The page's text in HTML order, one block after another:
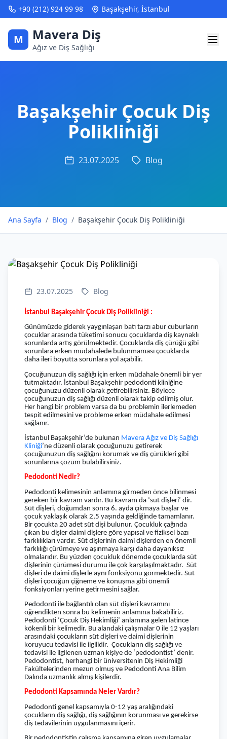
+90 (212) 924 99 98 Başakşehir, İstanbul
M Mavera Diş
Ağız ve Diş Sağlığı
Başakşehir Çocuk Diş
Polikliniği
23.07.2025 Blog
Ana Sayfa / Blog / Başakşehir Çocuk Diş Polikliniği
23.07.2025 Blog
İstanbul Başakşehir Çocuk Diş Polikliniği :
Günümüzde giderek yaygınlaşan batı tarzı abur cuburların
çocuklar arasında tüketimi sonucu çocuklarda diş kaynaklı
sorunlarda artış görülmektedir. Çocuklarda diş çürüğü gibi
sorunlara erken müdahalede bulunmaması çocuklarda
daha ileri boyutta sorunlara yol açabilir.
Çocuğunuzun diş sağlığı için erken müdahale önemli bir yer
tutmaktadır. İstanbul Başakşehir pedodonti kliniğine
çocuğunuzu düzenli olarak getirebilirsiniz. Böylece
çocuğunuzun diş sağlığı düzenli olarak takip edilmiş olur.
Her hangi bir problem varsa da bu problemin ilerlemeden
tespit edilmesini ve probleme erken müdahale edilmesi
sağlanır.
İstanbul Başakşehir’de bulunan Mavera Ağız ve Diş Sağlığı
Kliniği’ne düzenli olarak çocuğunuzu getirerek
çocuğunuzun diş sağlığını korumak ve diş çürükleri gibi
sorunlarına çözüm bulabilirsiniz.
Pedodonti Nedir?
Pedodonti kelimesinin anlamına girmeden önce bilinmesi
gereken bir kavram vardır. Bu kavram da ‘süt dişleri’ dir.
Süt dişleri, doğumdan sonra 6. ayda çıkmaya başlar ve
çocuk yaklaşık olarak 2,5 yaşında geldiğinde tamamlanır.
Bir çocukta 20 adet süt dişi bulunur. Çocukluk çağında
çıkan bu dişler daimi dişlere göre yapısal ve fiziksel bazı
farklılıkları vardır. Süt dişlerinin daimi dişlerden en önemli
farklılığı çürümeye ve aşınmaya karşı daha dayanıksız
olmalarıdır. Bu yüzden çocukluk dönemde çocuklarda süt
dişlerinin çürümesi durumu ile çok karşılaşılmaktadır. Süt
dişleri de daimi dişlerle aynı fonksiyonu görmektedir. Süt
dişleri çocuğun çiğneme ve konuşma gibi önemli
fonksiyonları yerine getirmesini sağlar.
Pedodonti ile bağlantılı olan süt dişleri kavramını
öğrendikten sonra bu kelimenin anlamına bakabiliriz.
Pedodonti ‘Çocuk Diş Hekimliği’ anlamına gelen latince
kökenli bir kelimedir. Bu alandaki çalışmalar 0 ile 12 yaşları
arasındaki çocukların süt dişleri ve daimi dişlerinin
koruyucu tedavisi ile ilgilidir. Çocukların diş sağlığı ve
tedavisi ile ilgilenen uzman kişiye de ‘pedodontist’ denir.
Pedodontist, herhangi bir üniversitenin Diş Hekimliği
Fakültelerinden mezun olmuş ve Pedodonti Ana Bilim
Dalında uzmanlık almış kişilerdir.
Pedodonti Kapsamında Neler Vardır?
Pedodonti genel kapsamıyla 0-12 yaş aralığındaki
çocukların diş sağlığı, diş sağlığının korunması ve gerekirse
diş tedavilerinin uygulanmasını içerir.